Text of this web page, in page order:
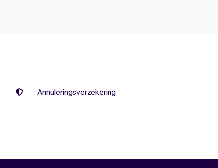
Annuleringsverzekering